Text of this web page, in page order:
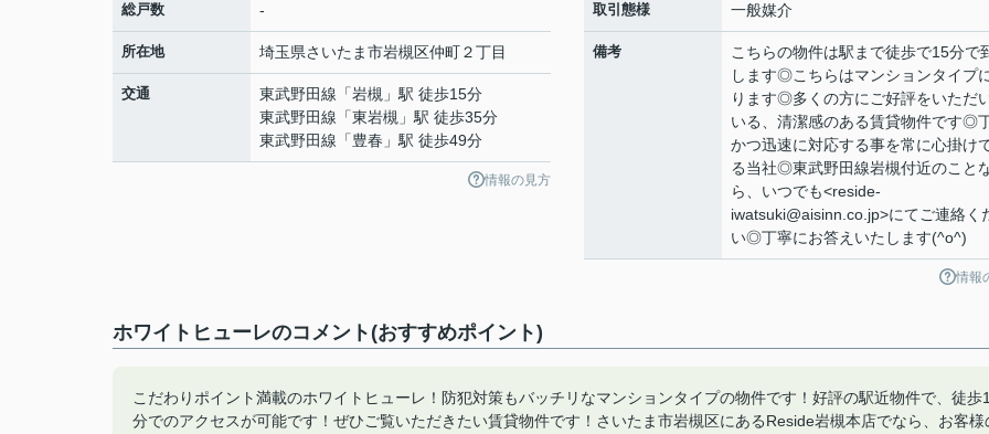
総戸数 -
所在地 埼玉県さいたま市岩槻区仲町２丁目
交通 東武野田線 「岩槻 」駅 徒歩15分
東武野田線 「東岩槻 」駅 徒歩35分
東武野田線 「豊春 」駅 徒歩49分
情報の見方
取引態様 一般媒介
備考
こちらの物件は駅まで徒歩で15分で
します◎こちらはマンションタイプ
ります◎多くの方にご好評をいただ
いる、清潔感のある賃貸物件です◎
かつ迅速に対応する事を常に心掛け
る当社◎東武野田線岩槻付近のこと
ら、いつでも<reside-
iwatsuki@aisinn.co.jp>にてご連絡く
い◎丁寧にお答えいたします(^o^)
情報
ホワイトヒューレのコメント(おすすめポイント)
こだわりポイント満載のホワイトヒューレ！防犯対策もバッチリなマンションタイプの物件です！好評の駅近物件で、徒歩
分でのアクセスが可能です！ぜひご覧いただきたい賃貸物件です！さいたま市岩槻区にあるReside岩槻本店でなら、お客様